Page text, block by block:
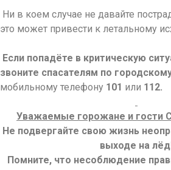
Ни в коем случае не давайте
это может привести к летальному
Если попадёте в критическую
звоните спасателям по
мобильному телефону 101 или 112.
Уважаемые горожане и гости
Не подвергайте свою жизнь
выходе на
Помните, что несоблюдение